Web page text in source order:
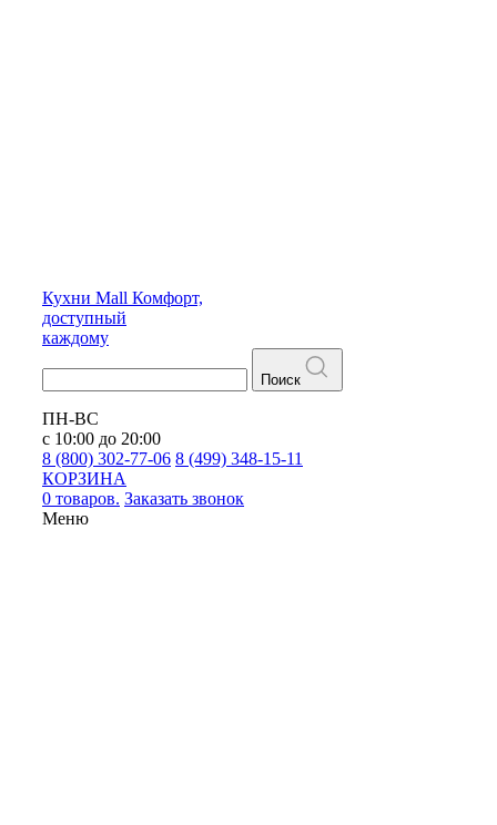
Кухни Mall Комфорт,
доступный
каждому
Поиск
ПН-ВС
с 10:00 до 20:00
8 (800) 302-77-06 8 (499) 348-15-11
КОРЗИНА
0 товаров. Заказать звонок
Меню